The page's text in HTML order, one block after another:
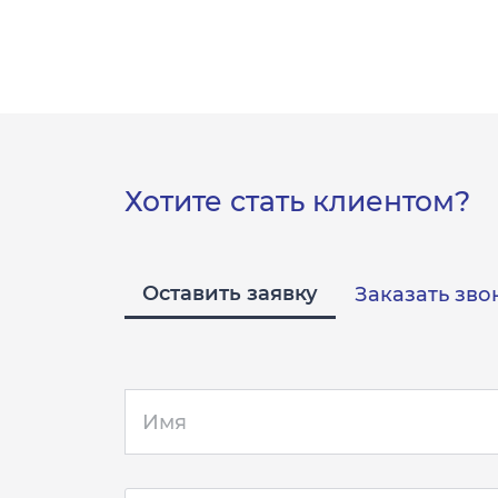
Хотите стать клиентом?
Оставить заявку Заказать